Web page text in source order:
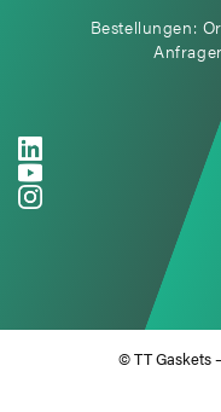
Bestellungen:
© TT Gaskets